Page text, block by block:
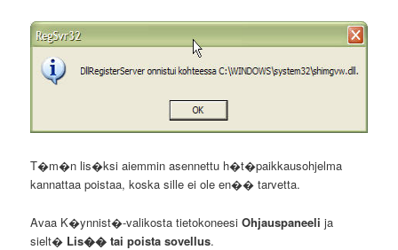
T�m�n lis�ksi aiemmin asennettu h�t�paikkausohjelma
kannattaa poistaa, koska sille ei ole en�� tarvetta.
Avaa K�ynnist�-valikosta tietokoneesiOhjauspaneeli ja
sielt� Lis�� tai poista sovellus.